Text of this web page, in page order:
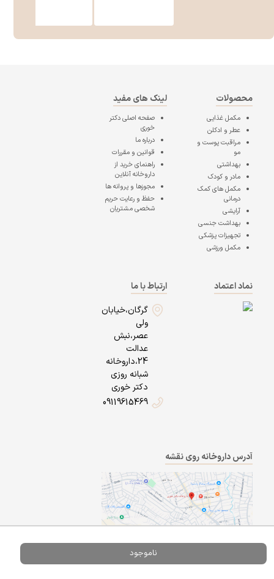
ناموجود
محصولات
مکمل غذایی
عطر و ادکلن
مراقبت پوست و
مو
بهداشتی
مادر و کودک
مکمل های کمک
درمانی
آرایشی
بهداشت جنسی
تجهیزات پزشکی
مکمل ورزشی
لینک های مفید
صفحه اصلیدکتر
خوری
درباره ما
قوانین و مقررات
راهنمای خرید از
داروخانه آنلاین
مجوزها و پروانه ها
حفظ و رعایت حریم
شخصی مشتریان
نماد اعتماد
ارتباط با ما
گرگان،خیابان
ولی
عصر،نبش
عدالت
24،داروخانه
شبانه روزی
دکتر خوری
09119615469
آدرس داروخانه روی نقشه
A Pluss
Powered By